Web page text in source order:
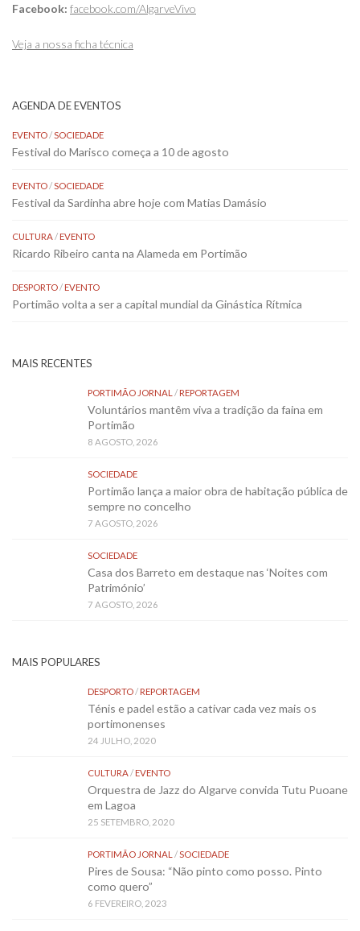
Facebook: facebook.com/AlgarveVivo
Veja a nossa ficha técnica
AGENDA DE EVENTOS
EVENTO/SOCIEDADE
Festival do Marisco começa a 10 de agosto
EVENTO/SOCIEDADE
Festival da Sardinha abre hoje com Matias Damásio
CULTURA/EVENTO
Ricardo Ribeiro canta na Alameda em Portimão
DESPORTO/EVENTO
Portimão volta a ser a capital mundial da Ginástica Rítmica
MAIS RECENTES
PORTIMÃO JORNAL /REPORTAGEM
Voluntários mantêm viva a tradição da faina em
Portimão
8 AGOSTO, 2026
SOCIEDADE
Portimão lança a maior obra de habitação pública de
sempre no concelho
7 AGOSTO, 2026
SOCIEDADE
Casa dos Barreto em destaque nas ‘Noites com
Património’
7 AGOSTO, 2026
MAIS POPULARES
DESPORTO/REPORTAGEM
Ténis e padel estão a cativar cada vez mais os
portimonenses
24 JULHO, 2020
CULTURA/EVENTO
Orquestra de Jazz do Algarve convida Tutu Puoane
em Lagoa
25 SETEMBRO, 2020
PORTIMÃO JORNAL /SOCIEDADE
Pires de Sousa: “Não pinto como posso. Pinto
como quero”
6 FEVEREIRO, 2023